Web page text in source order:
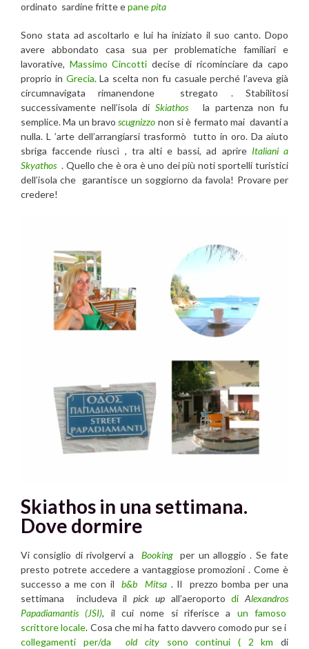
ordinato sardine fritte epanepita
Sono stata ad ascoltarlo e lui ha iniziato il suo canto. Dopo
avere abbondato casa sua per problematiche familiari e
lavorative, Massimo Cincotti decise di ricominciare da capo
proprio in Grecia. La scelta non fu casuale perché l’aveva già
circumnavigata rimanendone stregato . Stabilitosi
successivamente nell’isola di Skiathos
la partenza non fu
semplice. Ma un bravoscugnizzo non si è fermato mai davanti a
nulla. L ’arte dell’arrangiarsi trasformò tutto in oro. Da aiuto
sbriga faccende riuscì , tra alti e bassi, ad aprire Italiani a
Skyathos. Quello che è ora è uno dei più noti sportelli turistici
dell’isola che garantisce un soggiorno da favola! Provare per
credere!
Skiathos in una settimana.
Dove dormire
Vi consiglio di rivolgervi a Booking per un alloggio . Se fate
presto potrete accedere a vantaggiose promozioni . Come è
successo a me con ilb&b Mitsa . Il prezzo bomba per una
settimana includeva il pick upall’aeroporto diAlexandros
Papadiamantis (JSI), il cui nome si riferisce a un famoso
scrittore locale. Cosa che mi ha fatto davvero comodo pur se i
collegamenti per/daold citysono continui ( 2 km di